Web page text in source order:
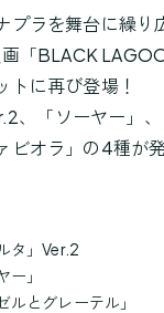
プラを舞台に繰り
「BLACK
トに再び登場！
、「ソーヤー」
ビオラ」の4種が
タ」Ver.2
ー」
ルとグレーテル」